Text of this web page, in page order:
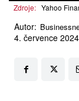
Zdroje: Yahoo
Autor:
4. července 2024